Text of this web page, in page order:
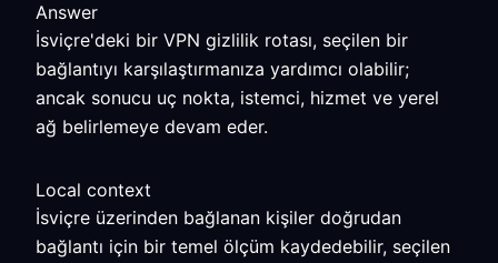
Answer
İsviçre'deki bir VPN gizlilik rotası, seçilen bir
bağlantıyı karşılaştırmanıza yardımcı olabilir;
ancak sonucu uç nokta, istemci, hizmet ve yerel
ağ belirlemeye devam eder.
Local context
İsviçre üzerinden bağlanan kişiler doğrudan
bağlantı için bir temel ölçüm kaydedebilir, seçilen